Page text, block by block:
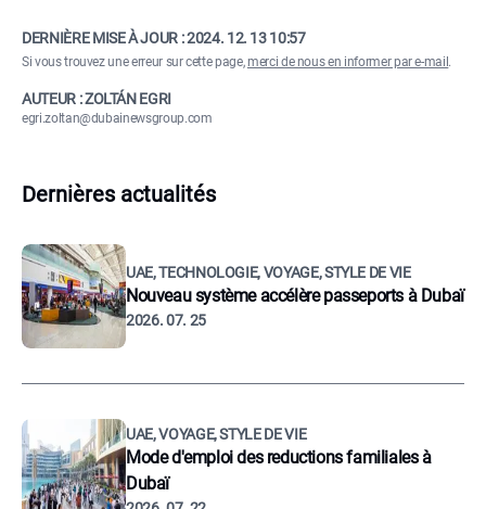
DERNIÈRE MISE À JOUR :2024. 12. 13 10:57
Si vous trouvez une erreur sur cette page,merci de nous en informer par e-mail .
AUTEUR : ZOLTÁN EGRI
egri.zoltan@dubainewsgroup.com
Dernières actualités
UAE, TECHNOLOGIE, VOYAGE, STYLE DE VIE
Nouveau système accélère passeports à Dubaï
2026. 07. 25
UAE, VOYAGE, STYLE DE VIE
Mode d'emploi des reductions familiales à
Dubaï